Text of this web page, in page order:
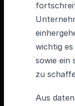
wichtig
sowie ein
zu
Aus